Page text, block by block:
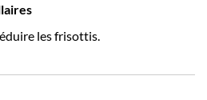
les frisottis.